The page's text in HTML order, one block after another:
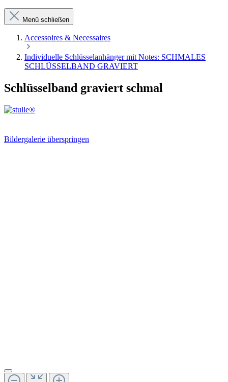
Menü schließen
Accessoires & Necessaires
Individuelle Schlüsselanhänger mit Notes: SCHMALES
SCHLÜSSELBAND GRAVIERT
Schlüsselband graviert schmal
Bildergalerie überspringen